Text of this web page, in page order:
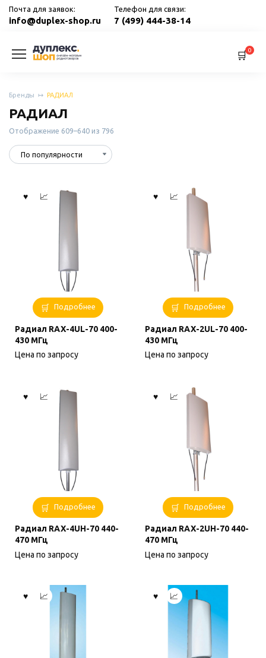
Перейти
Почта для заявок:
info@duplex-shop.ru
Телефон для связи:
7 (499) 444-38-14
0
Бренды РАДИАЛ
РАДИАЛ
Отображение 609–640 из 796
Подробнее
Радиал RAX-4UL-70 400-
430 МГц
Цена по запросу
Подробнее
Радиал RAX-2UL-70 400-
430 МГц
Цена по запросу
Подробнее
Радиал RAX-4UH-70 440-
470 МГц
Цена по запросу
Подробнее
Радиал RAX-2UH-70 440-
470 МГц
Цена по запросу